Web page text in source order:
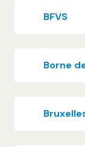
BFVS
Borne